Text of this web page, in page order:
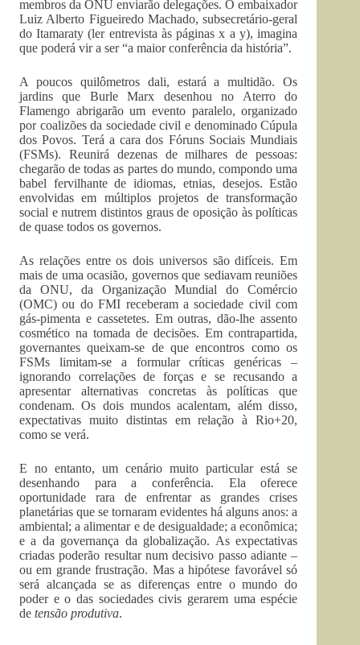
membros da ONU enviarão delegações. O embaixador
Luiz Alberto Figueiredo Machado, subsecretário-geral
do Itamaraty (ler entrevista às páginas x a y), imagina
que poderá vir a ser “a maior conferência da história”.
A poucos quilômetros dali, estará a multidão. Os
jardins que Burle Marx desenhou no Aterro do
Flamengo abrigarão um evento paralelo, organizado
por coalizões da sociedade civil e denominado Cúpula
dos Povos. Terá a cara dos Fóruns Sociais Mundiais
(FSMs). Reunirá dezenas de milhares de pessoas:
chegarão de todas as partes do mundo, compondo uma
babel fervilhante de idiomas, etnias, desejos. Estão
envolvidas em múltiplos projetos de transformação
social e nutrem distintos graus de oposição às políticas
de quase todos os governos.
As relações entre os dois universos são difíceis. Em
mais de uma ocasião, governos que sediavam reuniões
da ONU, da Organização Mundial do Comércio
(OMC) ou do FMI receberam a sociedade civil com
gás-pimenta e cassetetes. Em outras, dão-lhe assento
cosmético na tomada de decisões. Em contrapartida,
governantes queixam-se de que encontros como os
FSMs limitam-se a formular críticas genéricas –
ignorando correlações de forças e se recusando a
apresentar alternativas concretas às políticas que
condenam. Os dois mundos acalentam, além disso,
expectativas muito distintas em relação à Rio+20,
como se verá.
E no entanto, um cenário muito particular está se
desenhando para a conferência. Ela oferece
oportunidade rara de enfrentar as grandes crises
planetárias que se tornaram evidentes há alguns anos: a
ambiental; a alimentar e de desigualdade; a econômica;
e a da governança da globalização. As expectativas
criadas poderão resultar num decisivo passo adiante –
ou em grande frustração. Mas a hipótese favorável só
será alcançada se as diferenças entre o mundo do
poder e o das sociedades civis gerarem uma espécie
de tensão produtiva.